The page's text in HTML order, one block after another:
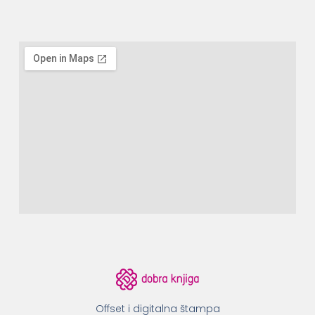
Offset i digitalna štampa